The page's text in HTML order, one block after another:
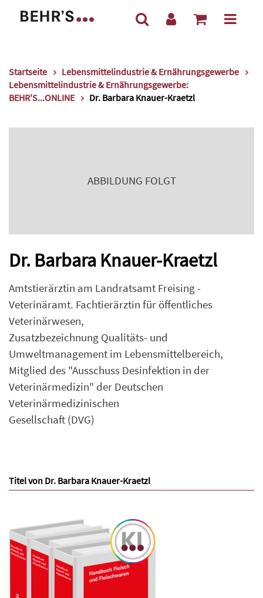
Startseite
Lebensmittelindustrie & Ernährungsgewerbe
Lebensmittelindustrie & Ernährungsgewerbe:
BEHR'S...ONLINE
Dr. Barbara Knauer-Kraetzl
ABBILDUNG FOLGT
Dr. Barbara Knauer-Kraetzl
Amtstierärztin am Landratsamt Freising -
Veterinäramt. Fachtierärztin für öffentliches
Veterinärwesen,
Zusatzbezeichnung Qualitäts- und
Umweltmanagement im Lebensmittelbereich,
Mitglied des "Ausschuss Desinfektion in der
Veterinärmedizin" der Deutschen
Veterinärmedizinischen
Gesellschaft (DVG)
Titel von Dr. Barbara Knauer-Kraetzl